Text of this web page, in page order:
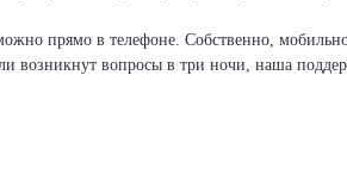
прямо в телефоне. Собственно,
возникнут вопросы в три ночи, наша